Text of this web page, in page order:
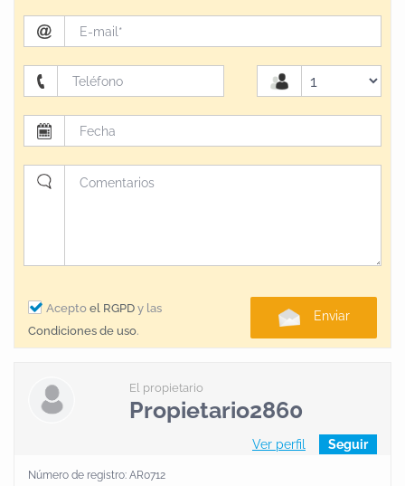
Acepto el RGPD y las
Condiciones de uso.
Enviar
El propietario
Propietario2860
Ver perfil Seguir
Número de registro: AR0712